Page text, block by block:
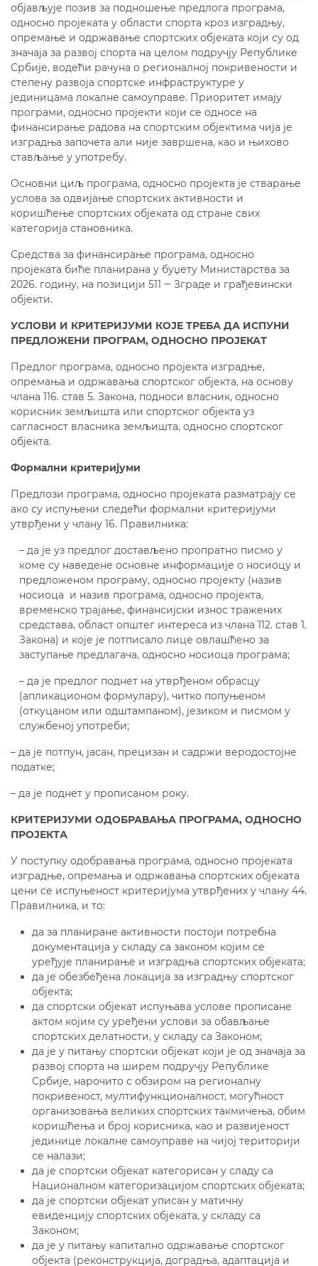
објављује позив за подношење предлога програма,
односно пројекaта у области спорта кроз изградњу,
опремање и одржавање спортских објеката који су од
значаја за развој спорта на целом подручју Републике
Србије, водећи рачуна о регионалној покривености и
степену развоја спортске инфраструктуре у
јединицама локалне самоуправе. Приоритет имају
програми, односно пројекти који се односе на
финансирање радова на спортским објектима чија је
изградња започета али није завршена, као и њихово
стављање у употребу.
Основни циљ програма, односно пројекта је стварање
услова за одвијање спортских активности и
коришћење спортских објекатa од стране свих
категорија становника.
Средства за финансирање програма, односно
пројеката биће планирана у буџету Министарства за
2026. годину, на позицији 511 ‒ Зграде и грађевински
објекти.
УСЛОВИ И КРИТЕРИЈУМИ КОЈЕ ТРЕБА ДА ИСПУНИ
ПРЕДЛОЖЕНИ ПРОГРАМ, ОДНОСНО ПРОЈЕКАТ
Предлог програма, односно пројекта изградње,
опремања и одржавања спортског објекта, на основу
члана 116. став 5. Закона, подноси власник, односно
корисник земљишта или спортског објекта уз
сагласност власника земљишта, односно спортског
објекта.
Формални критеријуми
Предлози програма, односно пројеката разматрају се
ако су испуњени следећи формални критеријуми
утврђени у члану 16. Правилника:
– да је уз предлог достављено пропратно писмо у
коме су наведене основне информације о носиоцу и
предложеном програму, односно пројекту (назив
носиоца и назив програма, односно пројекта,
временско трајање, финансијски износ тражених
средстава, област општег интереса из члана 112. став 1.
Закона) и које је потписало лице овлашћено за
заступање предлагача, односно носиоца програма;
– да је предлог поднет на утврђеном обрасцу
(апликационом формулару), читко попуњеном
(откуцаном или одштампаном), језиком и писмом у
службеној употреби;
– да је потпун, јасан, прецизан и садржи веродостојне
податке;
– да је поднет у прописаном року.
КРИТЕРИЈУМИ ОДОБРАВАЊА ПРОГРАМА, ОДНОСНО
ПРОЈЕКТА
У поступку одобравања програма, односно пројекaта
изградње, опремања и одржавања спортских објеката
цени се испуњеност критеријума утврђених у члану 44.
Правилника, и то:
да за планиране активности постоји потребна
документација у складу са законом којим се
уређује планирање и изградња спортских објеката;
да је обезбеђена локација за изградњу спортског
објекта;
да спортски објекат испуњава услове прописане
актом којим су уређени услови за обављање
спортских делатности, у складу са Законом;
да је у питању спортски објекат који је од значаја за
развој спорта на ширем подручју Републике
Србије, нарочито с обзиром на регионалну
покривеност, мултифункционалност, могућност
организовања великих спортских такмичења, обим
коришћења и број корисника, као и развијеност
јединице локалне самоуправе на чијој територији
се налази;
да је спортски објекат категорисан у сладу са
Националном категоризацијом спортских објеката;
да је спортски објекат уписан у матичну
евиденцију спортских објеката, у складу са
Законом;
да је у питању капитално одржавање спортског
објекта (реконструкција, доградња, адаптација и